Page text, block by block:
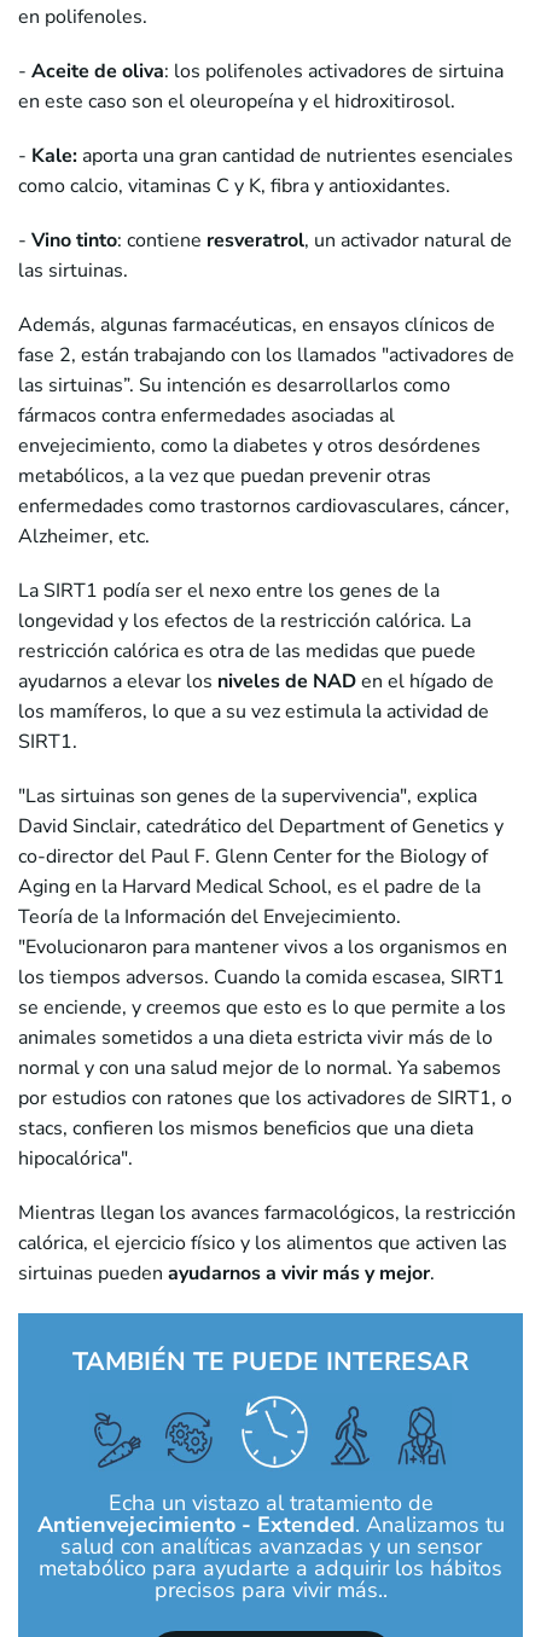
en polifenoles.
- Aceite de oliva: los polifenoles activadores de sirtuina
en este caso son el oleuropeína y el hidroxitirosol.
- Kale: aporta una gran cantidad de nutrientes esenciales
como calcio, vitaminas C y K, fibra y antioxidantes.
- Vino tinto: contiene resveratrol, un activador natural de
las sirtuinas.
Además, algunas farmacéuticas, en ensayos clínicos de
fase 2, están trabajando con los llamados "activadores de
las sirtuinas”. Su intención es desarrollarlos como
fármacos contra enfermedades asociadas al
envejecimiento, como la diabetes y otros desórdenes
metabólicos, a la vez que puedan prevenir otras
enfermedades como trastornos cardiovasculares, cáncer,
Alzheimer, etc.
La SIRT1 podía ser el nexo entre los genes de la
longevidad y los efectos de la restricción calórica. La
restricción calórica es otra de las medidas que puede
ayudarnos a elevar los niveles de NADen el hígado de
los mamíferos, lo que a su vez estimula la actividad de
SIRT1.
"Las sirtuinas son genes de la supervivencia", explica
David Sinclair, catedrático del Department of Genetics y
co-director del Paul F. Glenn Center for the Biology of
Aging en la Harvard Medical School, es el padre de la
Teoría de la Información del Envejecimiento.
"Evolucionaron para mantener vivos a los organismos en
los tiempos adversos. Cuando la comida escasea, SIRT1
se enciende, y creemos que esto es lo que permite a los
animales sometidos a una dieta estricta vivir más de lo
normal y con una salud mejor de lo normal. Ya sabemos
por estudios con ratones que los activadores de SIRT1, o
stacs, confieren los mismos beneficios que una dieta
hipocalórica".
Mientras llegan los avances farmacológicos, la restricción
calórica, el ejercicio físico y los alimentos que activen las
sirtuinas pueden ayudarnos a vivir más y mejor.
TAMBIÉN TE PUEDE INTERESAR
Echa un vistazo al tratamiento de
Antienvejecimiento - Extended. Analizamos tu
salud con analíticas avanzadas y un sensor
metabólico para ayudarte a adquirir los hábitos
precisos para vivir más..